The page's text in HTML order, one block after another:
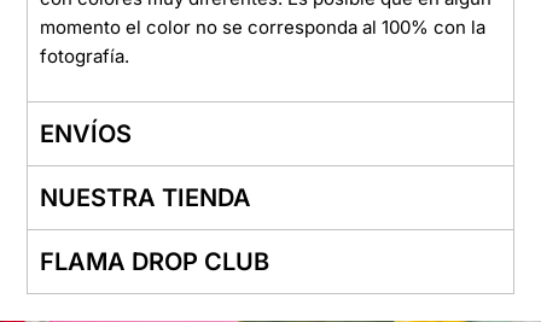
momento el color no se corresponda al 100% con la
fotografía.
ENVÍOS
NUESTRA TIENDA
FLAMA DROP CLUB